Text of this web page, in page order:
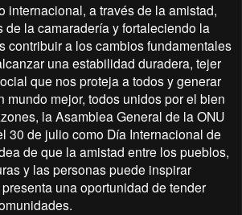
internacional, a través de la amistad,
de la camaradería y fortaleciendo la
contribuir a los cambios fundamentales
una estabilidad duradera, tejer
que nos proteja a todos y generar
mundo mejor, todos unidos por el bien
la Asamblea General de la ONU
30 de julio como Día Internacional de
de que la amistad entre los pueblos,
y las personas puede inspirar
una oportunidad de tender